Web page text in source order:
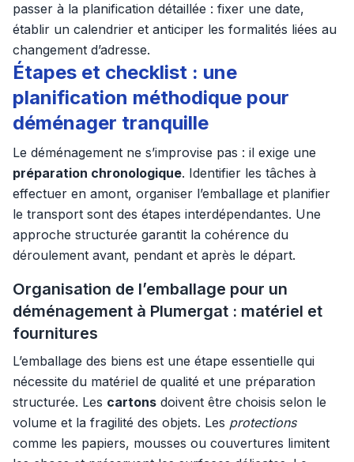
passer à la planification détaillée : fixer une date,
établir un calendrier et anticiper les formalités liées au
changement d’adresse.
Étapes et checklist : une
planification méthodique pour
déménager tranquille
Le déménagement ne s’improvise pas : il exige une
préparation chronologique. Identifier les tâches à
effectuer en amont, organiser l’emballage et planifier
le transport sont des étapes interdépendantes. Une
approche structurée garantit la cohérence du
déroulement avant, pendant et après le départ.
Organisation de l’emballage pour un
déménagement à Plumergat : matériel et
fournitures
L’emballage des biens est une étape essentielle qui
nécessite du matériel de qualité et une préparation
structurée. Les cartons doivent être choisis selon le
volume et la fragilité des objets. Les protections
comme les papiers, mousses ou couvertures limitent